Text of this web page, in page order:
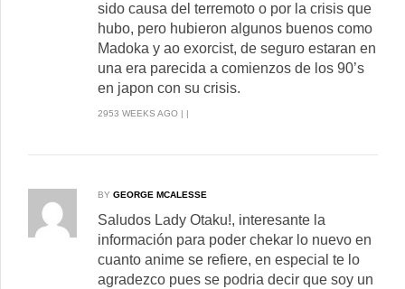
sido causa del terremoto o por la crisis que
hubo, pero hubieron algunos buenos como
Madoka y ao exorcist, de seguro estaran en
una era parecida a comienzos de los 90’s
en japon con su crisis.
2953 WEEKS AGO | |
BY GEORGE MCALESSE
Saludos Lady Otaku!, interesante la
información para poder chekar lo nuevo en
cuanto anime se refiere, en especial te lo
agradezco pues se podria decir que soy un